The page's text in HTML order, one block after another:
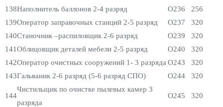
138Наполнитель баллонов 2-4 разряд О236
256
139Оператор заправочных станций 2-5 разряд О237
320
140Станочник –распиловщик 2-6 разряд О239
320
141Облицовщик деталей мебели 2-5 разряд О240
320
142Оператор очистных сооружений 1- 3 разряда О243
320
143Гальваник 2-6 разряд (5-6 разряд СПО) О244 320
144
Чистильщик по очистке пылевых камер 3
разряда
О245 320